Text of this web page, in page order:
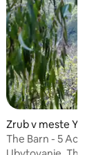
4,99 z
Zrub v meste
The Barn - 5
With Views